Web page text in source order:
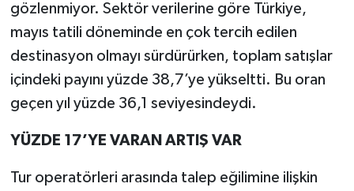
gözlenmiyor. Sektör verilerine göre Türkiye,
mayıs tatili döneminde en çok tercih edilen
destinasyon olmayı sürdürürken, toplam satışlar
içindeki payını yüzde 38,7’ye yükseltti. Bu oran
geçen yıl yüzde 36,1 seviyesindeydi.
YÜZDE 17’YE VARAN ARTIŞ VAR
Tur operatörleri arasında talep eğilimine ilişkin